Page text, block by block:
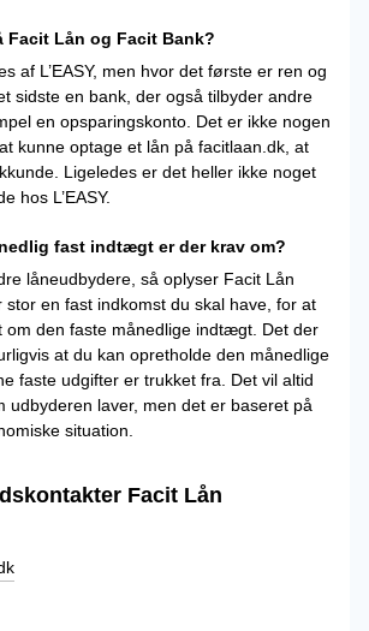
Facit Lån og Facit Bank?
af L’EASY, men hvor det første er ren og
sidste en bank, der også tilbyder andre
en opsparingskonto. Det er ikke nogen
kunne optage et lån på facitlaan.dk, at
Ligeledes er det heller ikke noget
hos L’EASY.
fast indtægt er der krav om?
låneudbydere, så oplyser Facit Lån
en fast indkomst du skal have, for at
om den faste månedlige indtægt. Det der
at du kan opretholde den månedlige
faste udgifter er trukket fra. Det vil altid
udbyderen laver, men det er baseret på
situation.
Facit Lån